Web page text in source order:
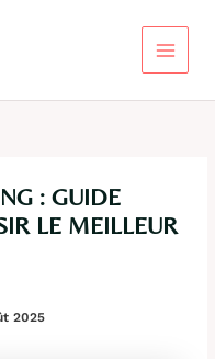
Main
: GUIDE
LE MEILLEUR
2025